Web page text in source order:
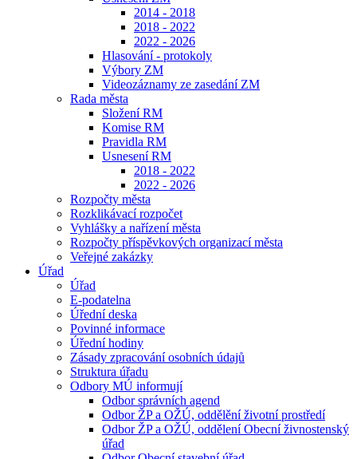
2014 - 2018
2018 - 2022
2022 - 2026
Hlasování - protokoly
Výbory ZM
Videozáznamy ze zasedání ZM
Rada města
Složení RM
Komise RM
Pravidla RM
Usnesení RM
2018 - 2022
2022 - 2026
Rozpočty města
Rozklikávací rozpočet
Vyhlášky a nařízení města
Rozpočty příspěvkových organizací města
Veřejné zakázky
Úřad
Úřad
E-podatelna
Úřední deska
Povinné informace
Úřední hodiny
Zásady zpracování osobních údajů
Struktura úřadu
Odbory MÚ informují
Odbor správních agend
Odbor ŽP a OŽÚ, oddělění životní prostředí
Odbor ŽP a OŽÚ, oddělení Obecní živnostenský
úřad